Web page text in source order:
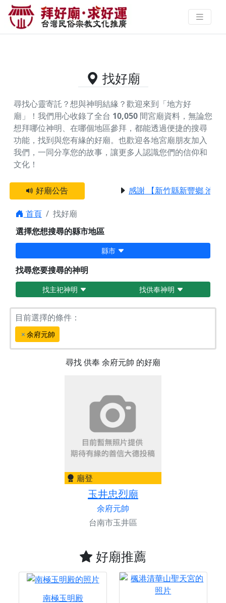
供奉余府元帥的好廟資料｜拜好廟
求好運 找到與您有緣的信仰
找好廟
尋找心靈寄託？想與神明結緣？歡迎來到「地方好
廟」！我們用心收錄了全台 10,050 間宮廟資料，無論您
想拜哪位神明、在哪個地區參拜，都能透過便捷的搜尋
功能，找到與您有緣的好廟。 也歡迎各地宮廟朋友加入
我們，一同分享您的故事，讓更多人認識您們的信仰和
文化！
好廟公告 感謝 【新竹縣新豐鄉 池和
首頁
找好廟
選擇您想搜尋的縣市地區
縣市
找尋您要搜尋的神明
找主祀神明 找供奉神明
目前選擇的條件：
余府元帥
尋找供奉 余府元帥 的好廟
廟登
玉井忠烈廟
余府元帥
台南市玉井區
好廟推薦
南極玉明殿